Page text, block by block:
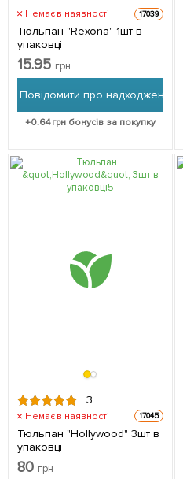
Немає в наявності 17039
Тюльпан "Rexona" 1шт в
упаковці
15.95 грн
Повідомити про надходження
+0.64грн бонусів за покупку
3
Немає в наявності 17045
Тюльпан "Hollywood" 3шт в
упаковці
80 грн